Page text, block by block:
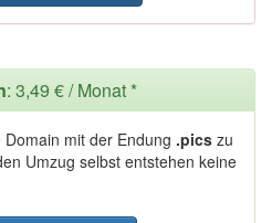
: 3,49 € / Monat *
mit der Endung .pics zu
Umzug selbst entstehen keine